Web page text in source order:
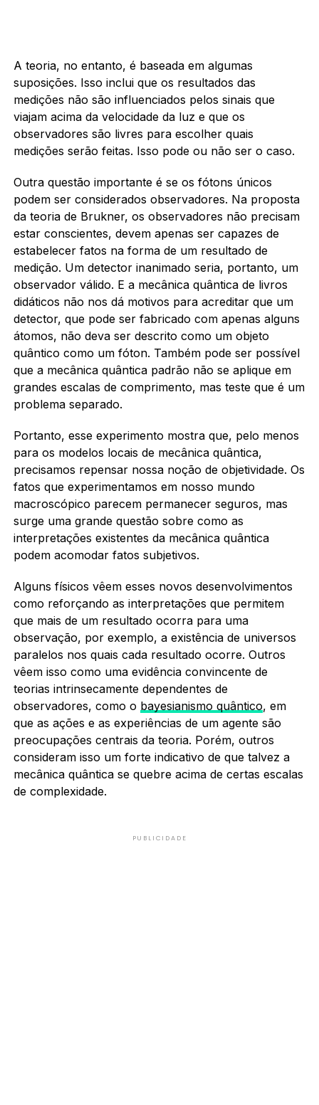
A teoria, no entanto, é baseada em algumas
suposições. Isso inclui que os resultados das
medições não são influenciados pelos sinais que
viajam acima da velocidade da luz e que os
observadores são livres para escolher quais
medições serão feitas. Isso pode ou não ser o caso.
Outra questão importante é se os fótons únicos
podem ser considerados observadores. Na proposta
da teoria de Brukner, os observadores não precisam
estar conscientes, devem apenas ser capazes de
estabelecer fatos na forma de um resultado de
medição. Um detector inanimado seria, portanto, um
observador válido. E a mecânica quântica de livros
didáticos não nos dá motivos para acreditar que um
detector, que pode ser fabricado com apenas alguns
átomos, não deva ser descrito como um objeto
quântico como um fóton. Também pode ser possível
que a mecânica quântica padrão não se aplique em
grandes escalas de comprimento, mas teste que é um
problema separado.
Portanto, esse experimento mostra que, pelo menos
para os modelos locais de mecânica quântica,
precisamos repensar nossa noção de objetividade. Os
fatos que experimentamos em nosso mundo
macroscópico parecem permanecer seguros, mas
surge uma grande questão sobre como as
interpretações existentes da mecânica quântica
podem acomodar fatos subjetivos.
Alguns físicos vêem esses novos desenvolvimentos
como reforçando as interpretações que permitem
que mais de um resultado ocorra para uma
observação, por exemplo, a existência de universos
paralelos nos quais cada resultado ocorre. Outros
vêem isso como uma evidência convincente de
teorias intrinsecamente dependentes de
observadores, como o bayesianismo quântico, em
que as ações e as experiências de um agente são
preocupações centrais da teoria. Porém, outros
consideram isso um forte indicativo de que talvez a
mecânica quântica se quebre acima de certas escalas
de complexidade.
PUBLICIDADE